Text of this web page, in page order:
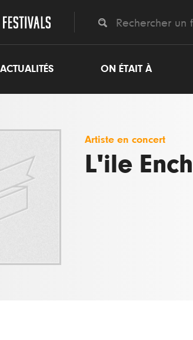
ACTUALITÉS ON ÉTAIT À
Artiste en concert
L'ile